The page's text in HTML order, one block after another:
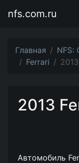
nfs.com.ru
Главная NFS:
Ferrari
2013
Автомобиль